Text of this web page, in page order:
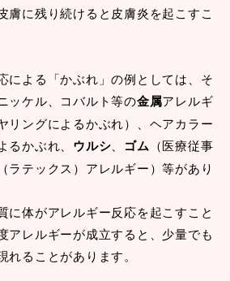
膚に残り続けると皮膚炎を起こすこ
による「かぶれ」の例としては、そ
ッケル、コバルト等の金属アレルギ
リングによるかぶれ）、ヘアカラー
るかぶれ、 ウルシ ゴム （医療従事
ラテックス）アレルギー）等があり
に体がアレルギー反応を起こすこと
アレルギーが成立すると、少量でも
ることがあります。